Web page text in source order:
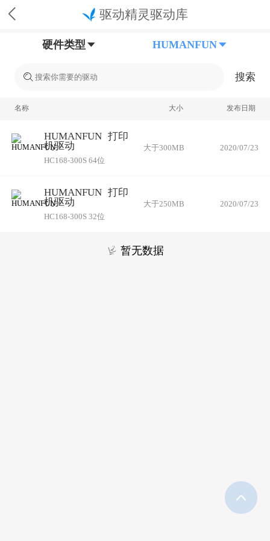
驱动精灵驱动库
硬件类型 HUMANFUN
搜索
名称 大小 发布日期
HUMANFUN 打印
机驱动
HC168-300S 64位
大于300MB 2020/07/23
HUMANFUN 打印
机驱动
HC168-300S 32位
大于250MB 2020/07/23
暂无数据